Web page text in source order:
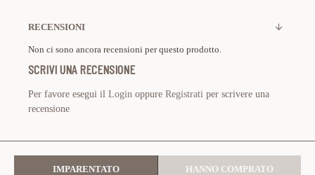
RECENSIONI
Non ci sono ancora recensioni per questo prodotto.
SCRIVI UNA RECENSIONE
Per favore esegui il Login oppure Registrati per scrivere una
recensione
IMPARENTATO HANNO COMPRATO